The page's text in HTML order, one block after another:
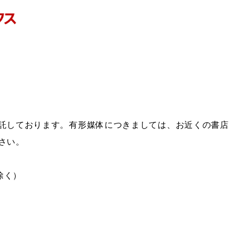
しております。有形媒体につきましては、お近くの書店
い。
）